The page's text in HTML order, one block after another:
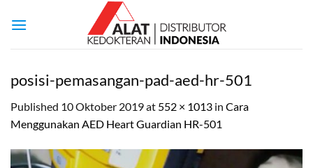
posisi-pemasangan-pad-aed-hr-501
Published 10 Oktober 2019at 552 × 1013 in Cara
Menggunakan AED Heart Guardian HR-501